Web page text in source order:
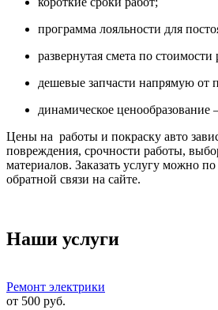
программа лояльности для
развернутая смета по стоимости
дешевые запчасти напрямую от
динамическое
Цены на работы и покраску авто
повреждения, срочности работы,
материалов. Заказать услугу можно
обратной связи на сайте.
Наши услуги
Ремонт электрики
от 500 руб.